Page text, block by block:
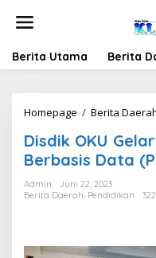
Berita Utama Berita
Homepage / Berita
Disdik OKU
Berbasis Data
Admin
Juni 22, 2023
Berita Daerah, Pendidikan